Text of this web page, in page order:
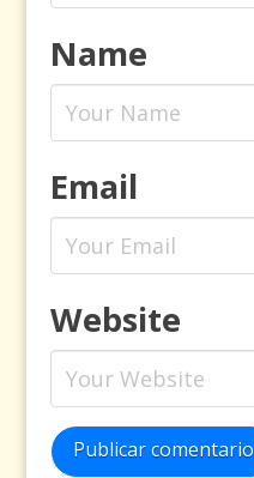
Name
Email
Website
Publicar comentario